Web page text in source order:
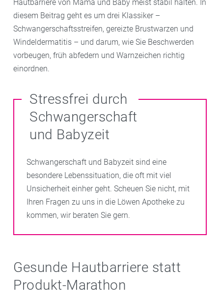
Hautbarriere von Mama und Baby meist stabil halten. In
diesem Beitrag geht es um drei Klassiker –
Schwangerschaftsstreifen, gereizte Brustwarzen und
Windeldermatitis – und darum, wie Sie Beschwerden
vorbeugen, früh abfedern und Warnzeichen richtig
einordnen.
Stressfrei durch
Schwangerschaft
und Babyzeit
Schwangerschaft und Babyzeit sind eine
besondere Lebenssituation, die oft mit viel
Unsicherheit einher geht. Scheuen Sie nicht, mit
Ihren Fragen zu uns in die Löwen Apotheke zu
kommen, wir beraten Sie gern.
Gesunde Hautbarriere statt
Produkt-Marathon